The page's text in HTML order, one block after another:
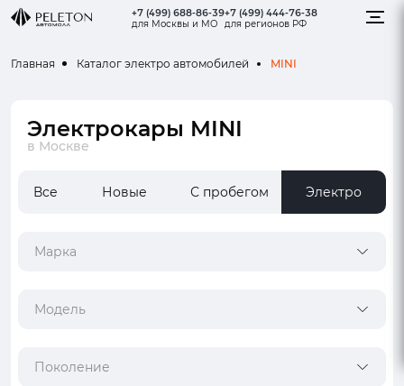
+7 (499) 688-86-39
для Москвы и МО
+7 (499) 444-76-38
для регионов РФ
Главная Каталог электро автомобилей MINI
Электрокары MINI
в Москве
Все Новые С пробегом Электро
Марка
Модель
Поколение